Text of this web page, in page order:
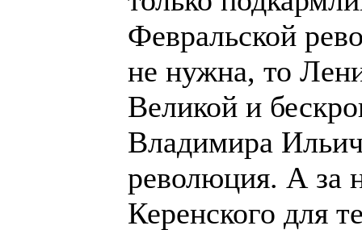
Февральской
не нужна, то
Великой и
Владимира
революция. А за
Керенского для